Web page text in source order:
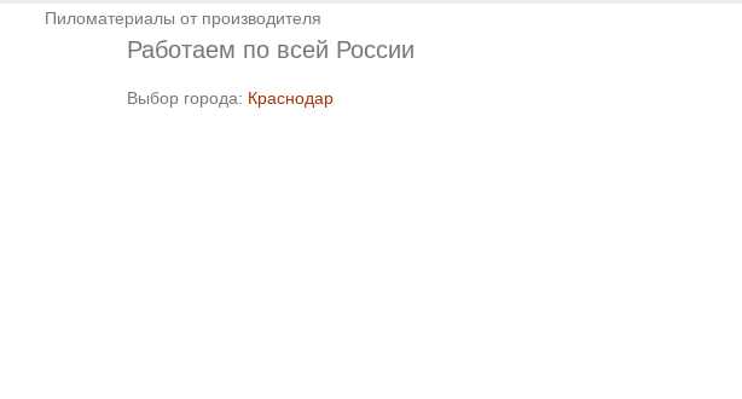
Пиломатериалы от производителя
Работаем по всей России
Выбор города: Краснодар